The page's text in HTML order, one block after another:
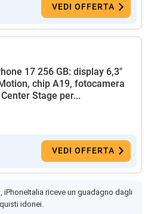
VEDI OFFERTA
17 256 GB: display 6,3"
chip A19, fotocamera
Stage per...
VEDI OFFERTA
iPhoneItalia riceve un guadagno dagli
idonei.